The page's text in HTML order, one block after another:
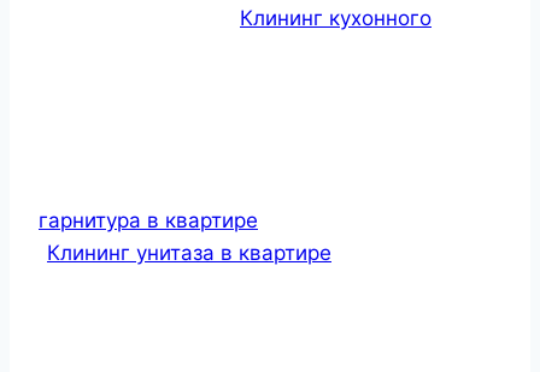
Клининг кухонного
гарнитура в квартире
Клининг унитаза в квартире